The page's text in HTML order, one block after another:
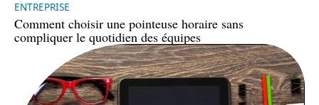
ENTREPRISE
Comment choisir une pointeuse horaire sans
compliquer le quotidien des équipes